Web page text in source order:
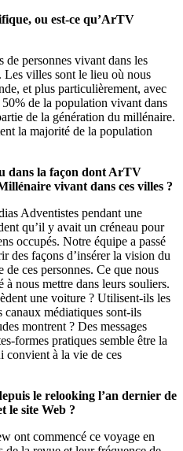
ou est-ce qu’ArTV
de personnes vivant dans les
Les villes sont le lieu où nous
et plus particulièrement, avec
de la population vivant dans
de la génération du millénaire.
la majorité de la population
dans la façon dont ArTV
vivant dans ces villes ?
Adventistes pendant une
qu’il y avait un créneau pour
occupés. Notre équipe a passé
des façons d’insérer la vision du
ces personnes. Ce que nous
nous mettre dans leurs souliers.
une voiture ? Utilisent-ils les
canaux médiatiques sont-ils
montrent ? Des messages
formes pratiques semble être la
convient à la vie de ces
le relooking l’an dernier de
le site Web ?
ont commencé ce voyage en